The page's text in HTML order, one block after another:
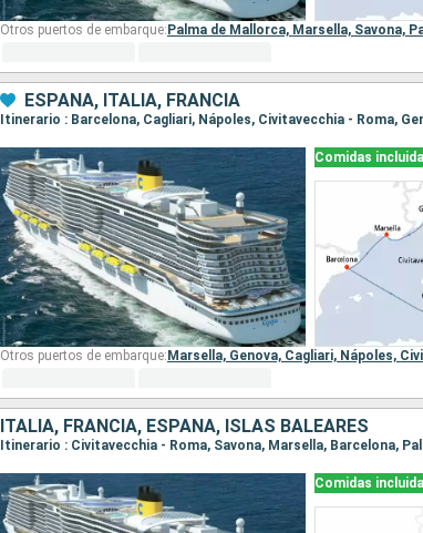
Otros puertos de embarque: Palma de Mallorca, Marsella, Savona,
ESPAÑA, ITALIA, FRANCIA
Itinerario : Barcelona, Cagliari, Nápoles, Civitavecchia - Roma,
Comidas
Otros puertos de embarque: Marsella, Genova, Cagliari, Nápoles,
ITALIA, FRANCIA, ESPAÑA, ISLAS BALEARES
Comidas